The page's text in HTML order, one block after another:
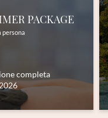
PACKAGE
persona
completa